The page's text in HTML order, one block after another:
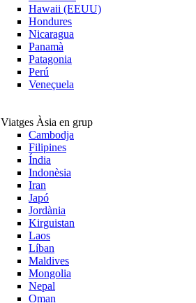
Hawaii (EEUU)
Hondures
Nicaragua
Panamà
Patagonia
Perú
Veneçuela
Viatges Àsia en grup
Cambodja
Filipines
Índia
Indonèsia
Iran
Japó
Jordània
Kirguistan
Laos
Líban
Maldives
Mongolia
Nepal
Oman